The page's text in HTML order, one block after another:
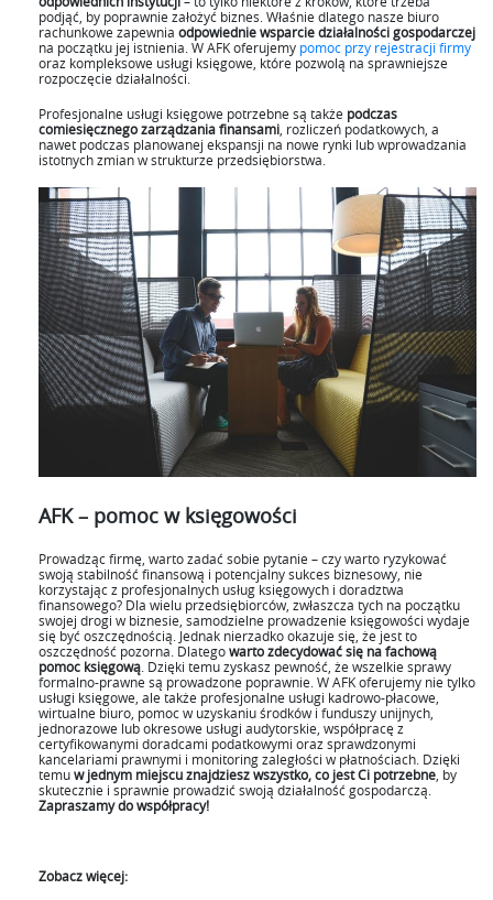
podjąć, by poprawnie założyć biznes. Właśnie dlatego nasze biuro
rachunkowe zapewnia odpowiednie wsparcie działalności gospodarczej
na początku jej istnienia. W AFK oferujemy pomoc przy rejestracji firmy
oraz kompleksowe usługi księgowe, które pozwolą na sprawniejsze
rozpoczęcie działalności.
Profesjonalne usługi księgowe potrzebne są także podczas
comiesięcznego zarządzania finansami , rozliczeń podatkowych, a
nawet podczas planowanej ekspansji na nowe rynki lub wprowadzania
istotnych zmian w strukturze przedsiębiorstwa.
AFK – pomoc w księgowości
Prowadząc firmę, warto zadać sobie pytanie – czy warto ryzykować
swoją stabilność finansową i potencjalny sukces biznesowy, nie
korzystając z profesjonalnych usług księgowych i doradztwa
finansowego? Dla wielu przedsiębiorców, zwłaszcza tych na początku
swojej drogi w biznesie, samodzielne prowadzenie księgowości wydaje
się być oszczędnością. Jednak nierzadko okazuje się, że jest to
oszczędność pozorna. Dlategowarto zdecydować się na fachową
pomoc księgową . Dzięki temu zyskasz pewność, że wszelkie sprawy
formalno-prawne są prowadzone poprawnie. W AFK oferujemy nie tylko
usługi księgowe, ale także profesjonalne usługi kadrowo-płacowe,
wirtualne biuro, pomoc w uzyskaniu środków i funduszy unijnych,
jednorazowe lub okresowe usługi audytorskie, współpracę z
certyfikowanymi doradcami podatkowymi oraz sprawdzonymi
kancelariami prawnymi i monitoring zaległości w płatnościach. Dzięki
temuw jednym miejscu znajdziesz wszystko, co jest Ci potrzebne , by
skutecznie i sprawnie prowadzić swoją działalność gospodarczą.
Zapraszamy do współpracy!
Zobacz więcej: